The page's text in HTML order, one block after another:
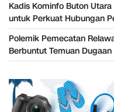
Kadis Kominfo Buton
untuk Perkuat Hubungan
Polemik Pemecatan
Berbuntut Temuan